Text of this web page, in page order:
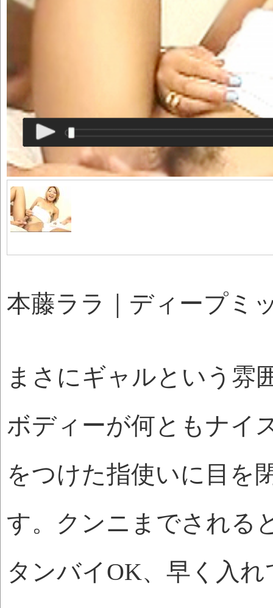
本藤ララ｜ディープミ
まさにギャルという雰
ボディーが何ともナイ
をつけた指使いに目を
す。クンニまでされる
タンバイOK、早く入